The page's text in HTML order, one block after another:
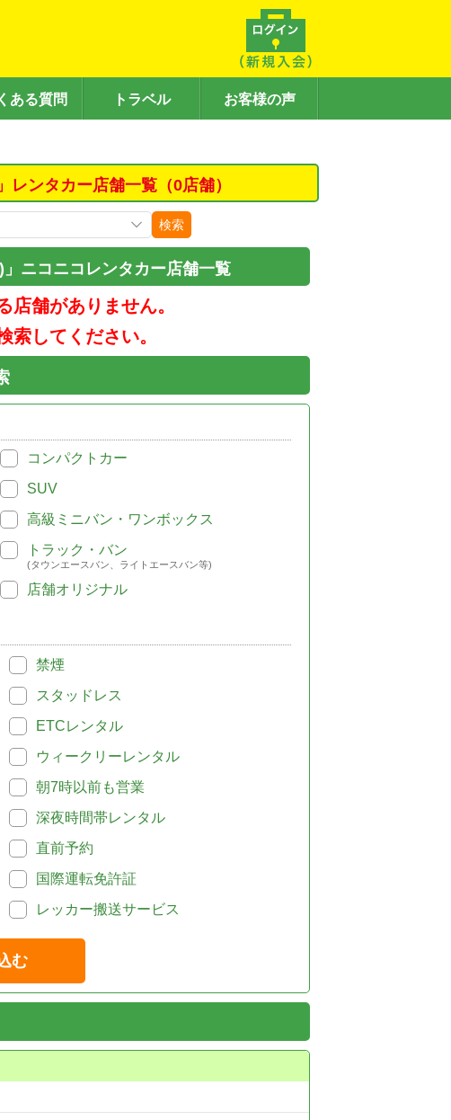
ある質問 トラベル お客様の声
ンタカー店舗一覧（0店舗）
検索
ニコニコレンタカー店舗一覧
店舗がありません。
索してください。
コンパクトカー
SUV
高級ミニバン・ワンボックス
トラック・バン
(タウンエースバン、ライトエースバン等)
店舗オリジナル
禁煙
スタッドレス
ETCレンタル
ウィークリーレンタル
朝7時以前も営業
深夜時間帯レンタル
直前予約
国際運転免許証
レッカー搬送サービス
む